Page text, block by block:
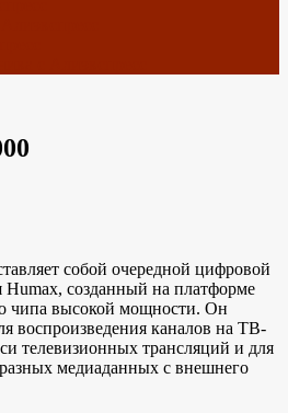
собой очередной цифровой
Humax, созданный на платформе
чипа высокой мощности. Он
воспроизведения каналов на ТВ-
телевизионных трансляций и для
медиаданных с внешнего